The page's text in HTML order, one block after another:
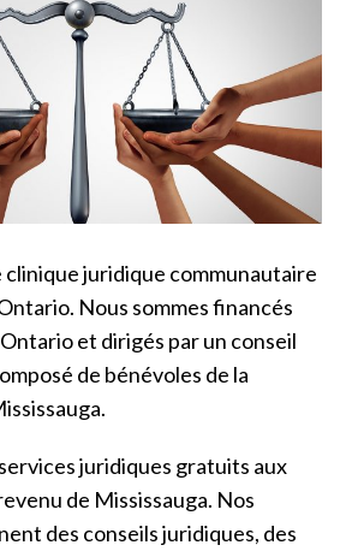
clinique juridique communautaire
Nous sommes financés
et dirigés par un conseil
de bénévoles de la
juridiques gratuits aux
de Mississauga. Nos
des conseils juridiques, des